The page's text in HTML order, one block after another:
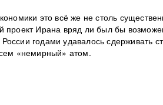
это всё же не столь
проект Ирана вряд ли был бы
годами удавалось сдерживать
«немирный» атом.